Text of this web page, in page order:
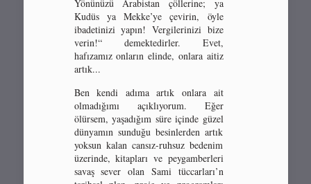
Yönünüzü Arabistan çöllerine; ya
Kudüs ya Mekke’ye çevirin, öyle
ibadetinizi yapın! Vergilerinizi bize
verin!“ demektedirler. Evet,
hafızamız onların elinde, onlara aitiz
artık...
Ben kendi adıma artık onlara ait
olmadığımı açıklıyorum. Eğer
ölürsem, yaşadığım süre içinde güzel
dünyamın sunduğu besinlerden artık
yoksun kalan cansız-ruhsuz bedenim
üzerinde, kitapları ve peygamberleri
savaş sever olan Sami tüccarları’n